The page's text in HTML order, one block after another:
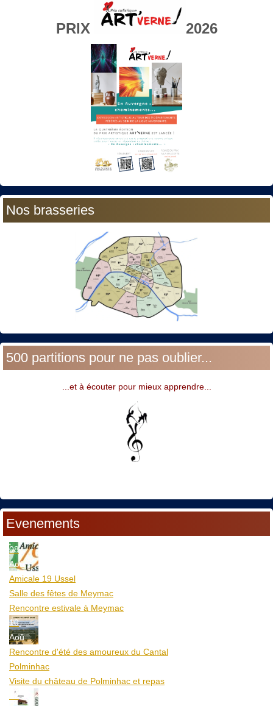
PRIX 2026
Nos brasseries
500 partitions pour ne pas oublier...
...et à écouter pour mieux apprendre...
Evenements
08
Aoû
Amicale 19 Ussel
Salle des fêtes de Meymac
Rencontre estivale à Meymac
10
Aoû
Rencontre d'été des amoureux du Cantal
Polminhac
Visite du château de Polminhac et repas
12